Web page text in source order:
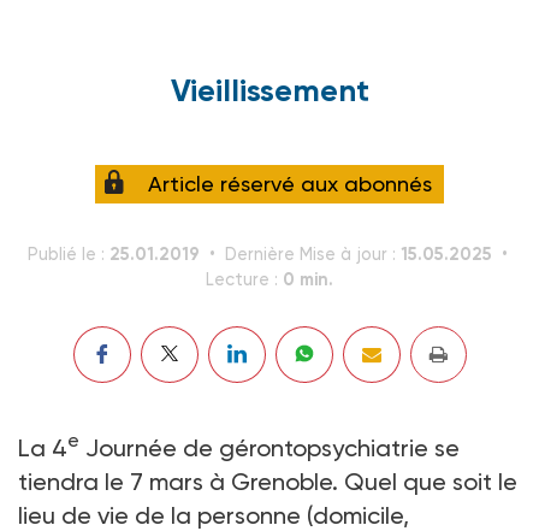
Vieillissement
Article réservé aux abonnés
Publié le : 25.01.2019 Dernière Mise à jour : 15.05.2025
Lecture : 0 min.
La 4e Journée de gérontopsychiatrie se
tiendra le 7 mars à Grenoble. Quel que soit le
lieu de vie de la personne (domicile,